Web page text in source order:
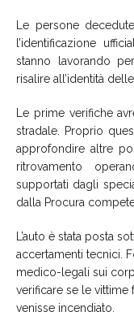
Le persone
l’identificazione
stanno lavorando
risalire all’identità
Le prime verifiche
stradale. Proprio
approfondire altre
ritrovamento
supportati dagli
dalla Procura
L’auto è stata posta
accertamenti tecnici.
medico-legali sui
verificare se le
venisse incendiato.